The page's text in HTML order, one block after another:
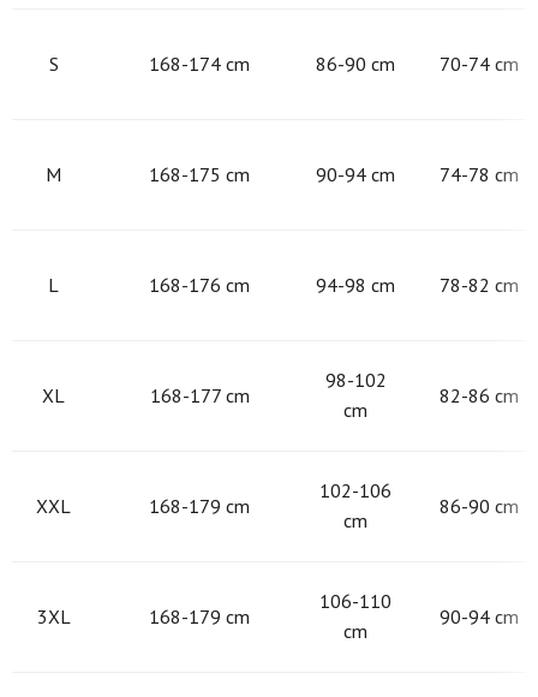
S 168-174 cm 86-90 cm 70-74 cm
M 168-175 cm 90-94 cm 74-78 cm
L 168-176 cm 94-98 cm 78-82 cm
XL 168-177 cm
98-102
cm
82-86 cm
XXL 168-179 cm
102-106
cm
86-90 cm
3XL 168-179 cm
106-110
cm
90-94 cm